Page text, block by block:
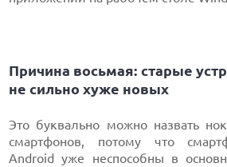
Причина восьмая: старые
не сильно хуже новых
Это буквально можно назвать
смартфонов, потому что
Android уже неспособны в